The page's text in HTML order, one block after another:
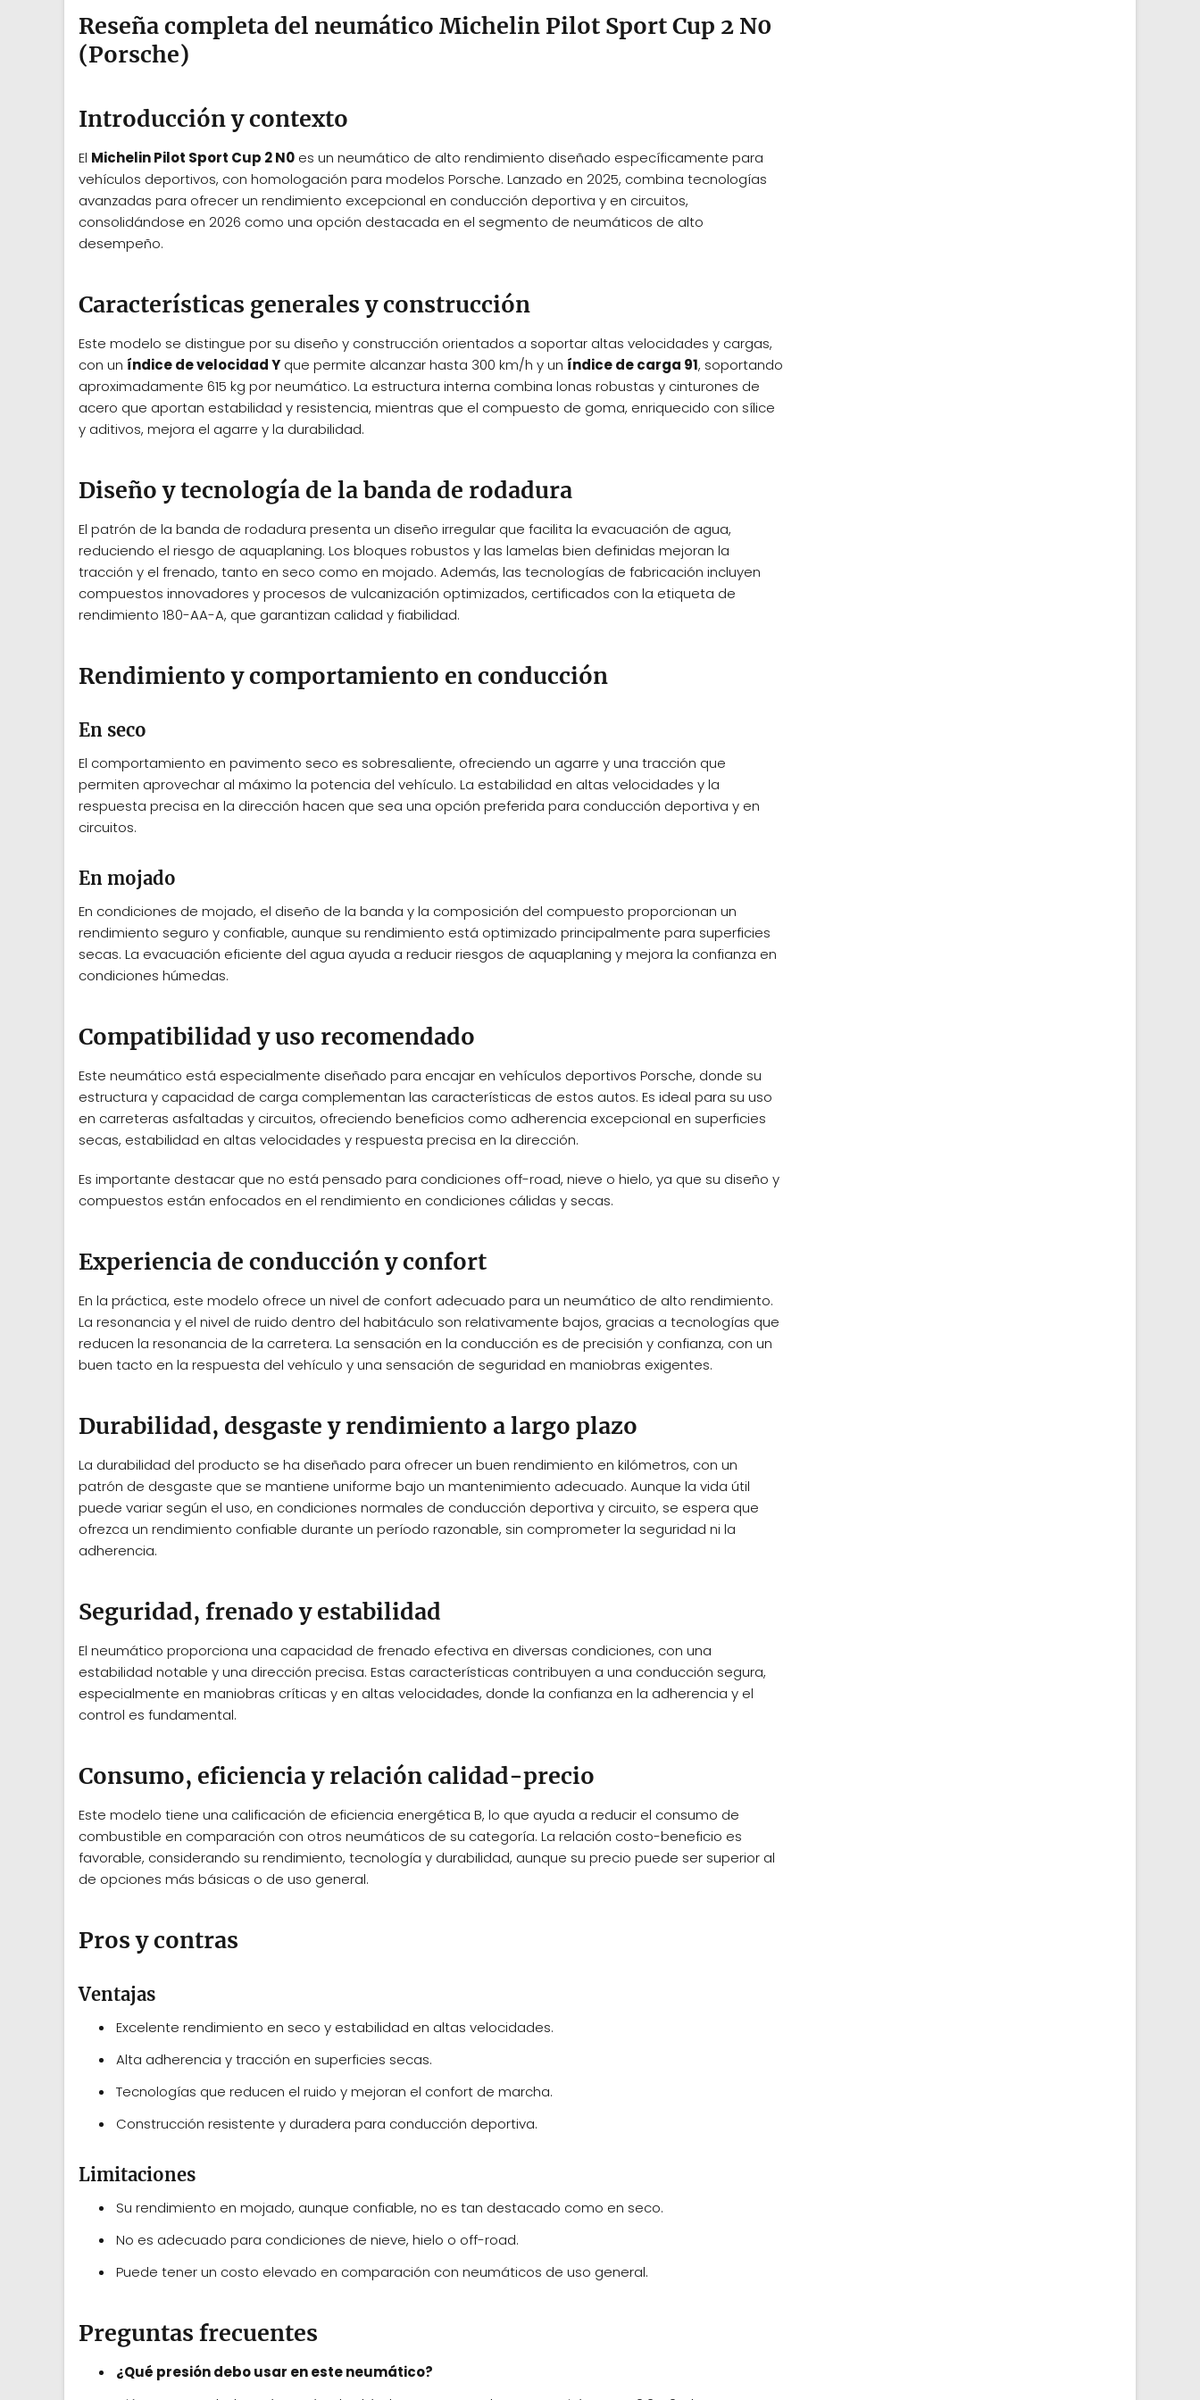
Reseña completa del neumático Michelin Pilot Sport Cup 2 N0
(Porsche)
Introducción y contexto
El Michelin Pilot Sport Cup 2 N0 es un neumático de alto rendimiento diseñado específicamente para
vehículos deportivos, con homologación para modelos Porsche. Lanzado en 2025, combina tecnologías
avanzadas para ofrecer un rendimiento excepcional en conducción deportiva y en circuitos,
consolidándose en 2026 como una opción destacada en el segmento de neumáticos de alto
desempeño.
Características generales y construcción
Este modelo se distingue por su diseño y construcción orientados a soportar altas velocidades y cargas,
con un índice de velocidad Y que permite alcanzar hasta 300 km/h y un índice de carga 91, soportando
aproximadamente 615 kg por neumático. La estructura interna combina lonas robustas y cinturones de
acero que aportan estabilidad y resistencia, mientras que el compuesto de goma, enriquecido con sílice
y aditivos, mejora el agarre y la durabilidad.
Diseño y tecnología de la banda de rodadura
El patrón de la banda de rodadura presenta un diseño irregular que facilita la evacuación de agua,
reduciendo el riesgo de aquaplaning. Los bloques robustos y las lamelas bien definidas mejoran la
tracción y el frenado, tanto en seco como en mojado. Además, las tecnologías de fabricación incluyen
compuestos innovadores y procesos de vulcanización optimizados, certificados con la etiqueta de
rendimiento 180-AA-A, que garantizan calidad y fiabilidad.
Rendimiento y comportamiento en conducción
En seco
El comportamiento en pavimento seco es sobresaliente, ofreciendo un agarre y una tracción que
permiten aprovechar al máximo la potencia del vehículo. La estabilidad en altas velocidades y la
respuesta precisa en la dirección hacen que sea una opción preferida para conducción deportiva y en
circuitos.
En mojado
En condiciones de mojado, el diseño de la banda y la composición del compuesto proporcionan un
rendimiento seguro y confiable, aunque su rendimiento está optimizado principalmente para superficies
secas. La evacuación eficiente del agua ayuda a reducir riesgos de aquaplaning y mejora la confianza en
condiciones húmedas.
Compatibilidad y uso recomendado
Este neumático está especialmente diseñado para encajar en vehículos deportivos Porsche, donde su
estructura y capacidad de carga complementan las características de estos autos. Es ideal para su uso
en carreteras asfaltadas y circuitos, ofreciendo beneficios como adherencia excepcional en superficies
secas, estabilidad en altas velocidades y respuesta precisa en la dirección.
Es importante destacar que no está pensado para condiciones off-road, nieve o hielo, ya que su diseño y
compuestos están enfocados en el rendimiento en condiciones cálidas y secas.
Experiencia de conducción y confort
En la práctica, este modelo ofrece un nivel de confort adecuado para un neumático de alto rendimiento.
La resonancia y el nivel de ruido dentro del habitáculo son relativamente bajos, gracias a tecnologías que
reducen la resonancia de la carretera. La sensación en la conducción es de precisión y confianza, con un
buen tacto en la respuesta del vehículo y una sensación de seguridad en maniobras exigentes.
Durabilidad, desgaste y rendimiento a largo plazo
La durabilidad del producto se ha diseñado para ofrecer un buen rendimiento en kilómetros, con un
patrón de desgaste que se mantiene uniforme bajo un mantenimiento adecuado. Aunque la vida útil
puede variar según el uso, en condiciones normales de conducción deportiva y circuito, se espera que
ofrezca un rendimiento confiable durante un período razonable, sin comprometer la seguridad ni la
adherencia.
Seguridad, frenado y estabilidad
El neumático proporciona una capacidad de frenado efectiva en diversas condiciones, con una
estabilidad notable y una dirección precisa. Estas características contribuyen a una conducción segura,
especialmente en maniobras críticas y en altas velocidades, donde la confianza en la adherencia y el
control es fundamental.
Consumo, eficiencia y relación calidad-precio
Este modelo tiene una calificación de eficiencia energética B, lo que ayuda a reducir el consumo de
combustible en comparación con otros neumáticos de su categoría. La relación costo-beneficio es
favorable, considerando su rendimiento, tecnología y durabilidad, aunque su precio puede ser superior al
de opciones más básicas o de uso general.
Pros y contras
Ventajas
Excelente rendimiento en seco y estabilidad en altas velocidades.
Alta adherencia y tracción en superficies secas.
Tecnologías que reducen el ruido y mejoran el confort de marcha.
Construcción resistente y duradera para conducción deportiva.
Limitaciones
Su rendimiento en mojado, aunque confiable, no es tan destacado como en seco.
No es adecuado para condiciones de nieve, hielo o off-road.
Puede tener un costo elevado en comparación con neumáticos de uso general.
Preguntas frecuentes
¿Qué presión debo usar en este neumático?